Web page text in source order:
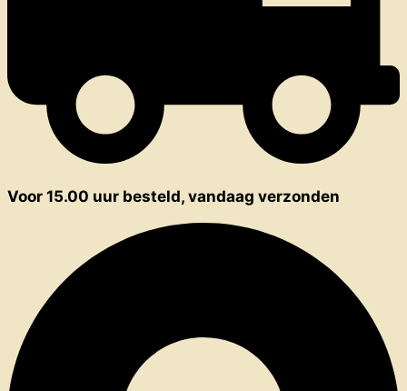
Voor 15.00 uur besteld, vandaag verzonden